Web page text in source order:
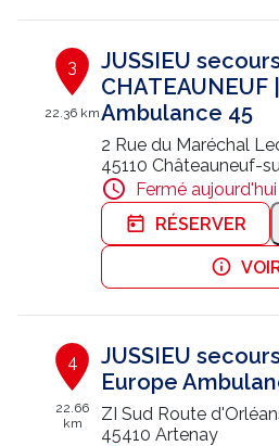
3
22.36 km
JUSSIEU
CHATEAUNEUF
Ambulance 45
2 Rue du Maréchal
45110 Châteauneuf-
Fermé aujourd'hui
RÉSERVER
4
22.66
km
JUSSIEU secours
Europe
ZI Sud Route
45410 Artenay